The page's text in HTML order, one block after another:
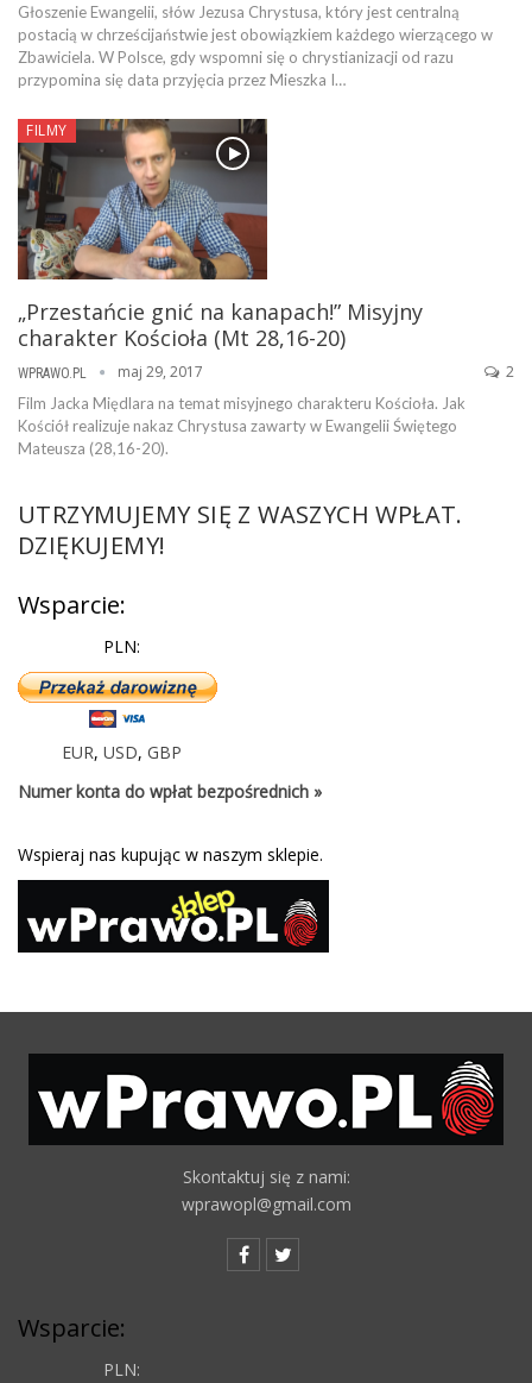
Głoszenie Ewangelii, słów Jezusa Chrystusa, który jest centralną
postacią w chrześcijaństwie jest obowiązkiem każdego wierzącego w
Zbawiciela. W Polsce, gdy wspomni się o chrystianizacji od razu
przypomina się data przyjęcia przez Mieszka I…
FILMY
„Przestańcie gnić na kanapach!” Misyjny
charakter Kościoła (Mt 28,16-20)
WPRAWO.PL maj 29, 2017 2
Film Jacka Międlara na temat misyjnego charakteru Kościoła. Jak
Kościół realizuje nakaz Chrystusa zawarty w Ewangelii Świętego
Mateusza (28,16-20).
UTRZYMUJEMY SIĘ Z WASZYCH WPŁAT.
DZIĘKUJEMY!
Wsparcie:
PLN:
EUR, USD, GBP
Numer konta do wpłat bezpośrednich »
Wspieraj nas kupując w naszym sklepie.
Skontaktuj się z nami:
wprawopl@gmail.com
Wsparcie:
PLN: